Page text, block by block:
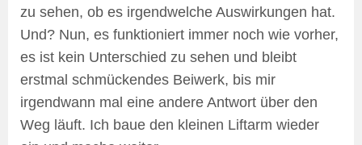
zu sehen, ob es irgendwelche Auswirkungen hat.
Und? Nun, es funktioniert immer noch wie vorher,
es ist kein Unterschied zu sehen und bleibt
erstmal schmückendes Beiwerk, bis mir
irgendwann mal eine andere Antwort über den
Weg läuft. Ich baue den kleinen Liftarm wieder